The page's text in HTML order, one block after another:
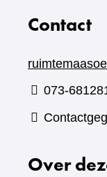
Contact
073-
Over